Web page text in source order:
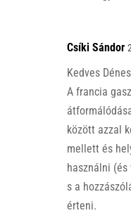
Csíki Sándor
Kedves
A francia
között azzal
mellett és
használni
s a
érteni.